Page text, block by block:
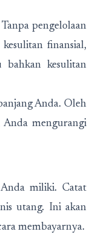
pengelolaan
finansial,
bahkan kesulitan
Anda. Oleh
mengurangi
miliki. Catat
utang. Ini akan
membayarnya.